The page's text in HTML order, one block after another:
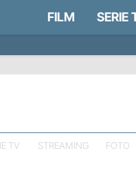
FILM SERIE
TV STREAMING FOTO